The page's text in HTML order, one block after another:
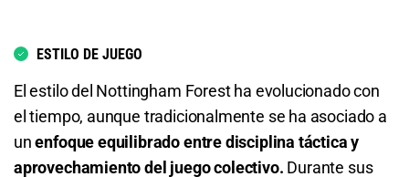
Total de Goles - Más de 2.5
1.91
ESTILO DE JUEGO
El estilo del Nottingham Forest ha evolucionado con
el tiempo, aunque tradicionalmente se ha asociado a
unenfoque equilibrado entre disciplina táctica y
aprovechamiento del juego colectivo. Durante sus